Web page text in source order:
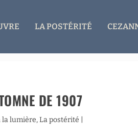
LA POSTÉRITÉ
DE 1907
la lumière,La postérité